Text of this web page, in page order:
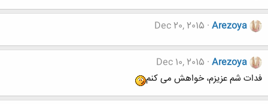
Arezoya
Dec 20, 2015
Arezoya
Dec 10, 2015
فدات شم عزیزم، خواهش می کنم